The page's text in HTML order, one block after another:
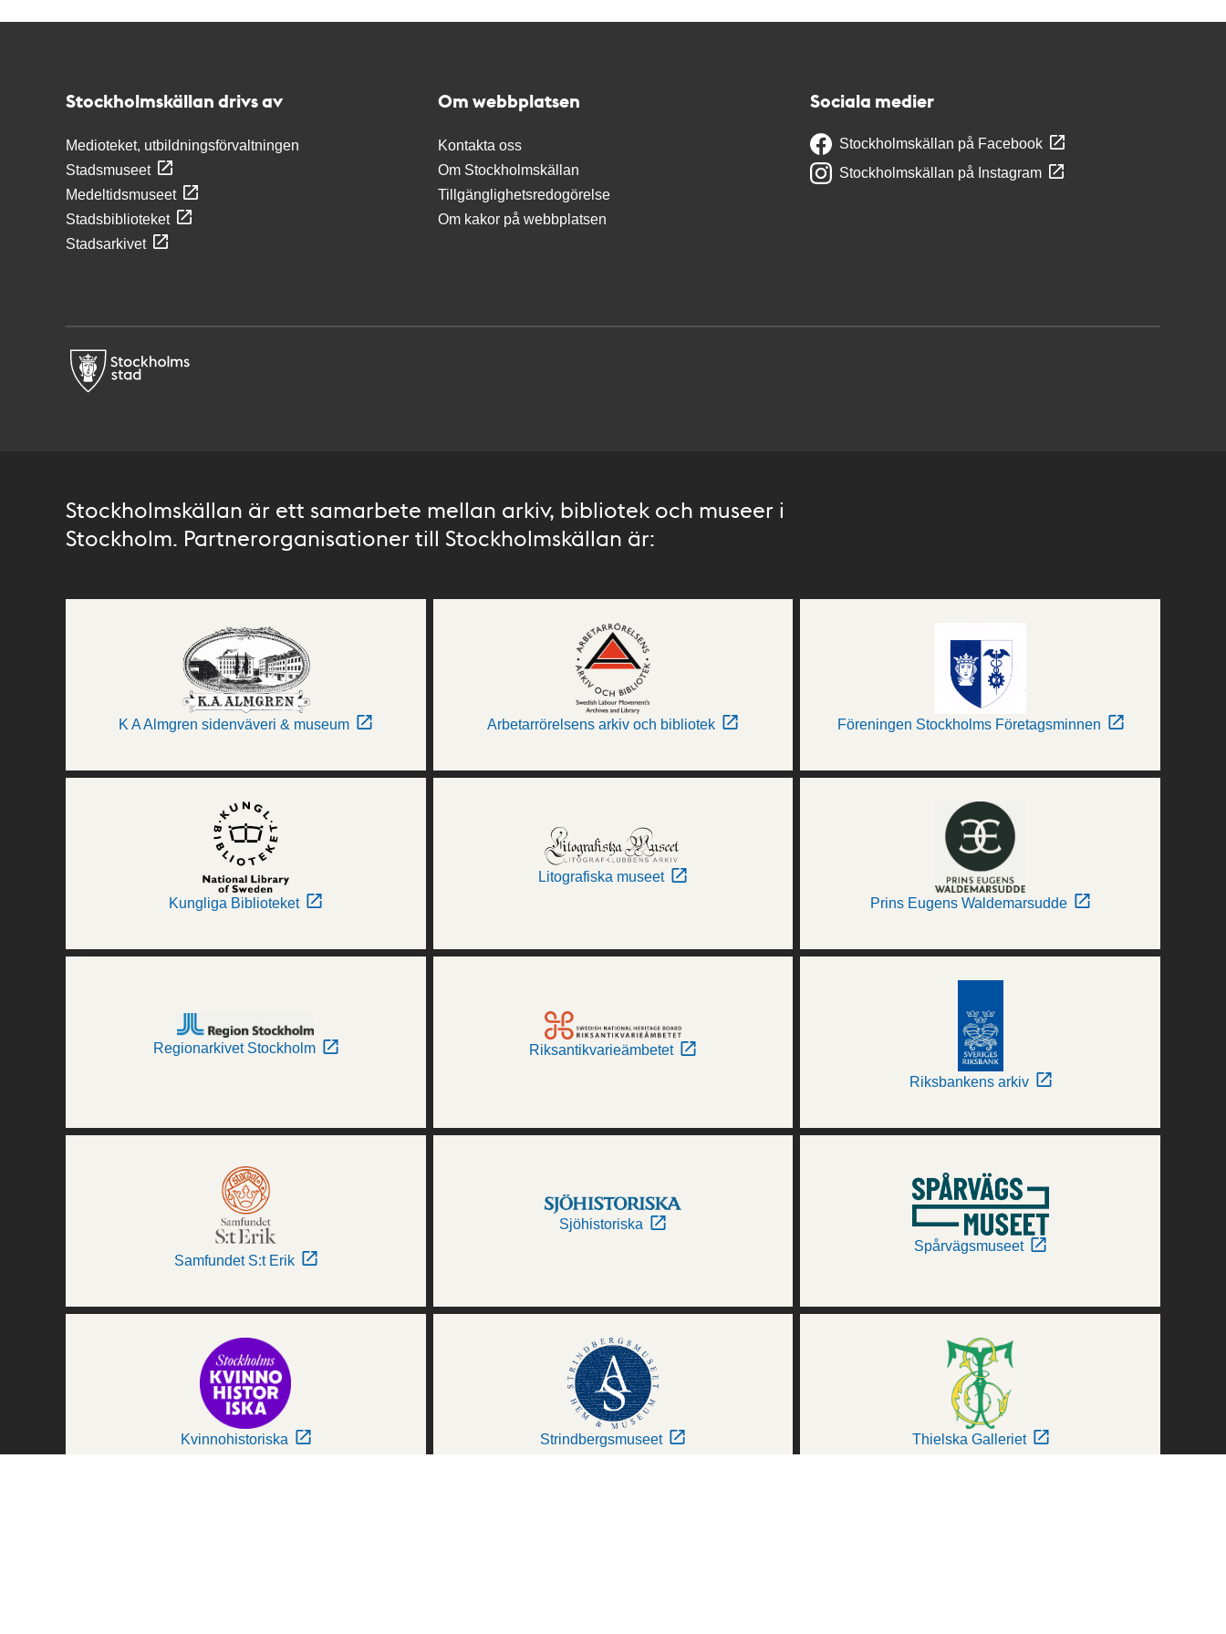
Stockholmskällan drivs av
Medioteket, utbildningsförvaltningen
Stadsmuseet
Medeltidsmuseet
Stadsbiblioteket
Stadsarkivet
Om webbplatsen
Kontakta oss
Om Stockholmskällan
Tillgänglighetsredogörelse
Om kakor på webbplatsen
Sociala medier
Stockholmskällan på Facebook
Stockholmskällan på Instagram
Stockholmskällan är ett samarbete mellan arkiv, bibliotek och museer i
Stockholm. Partnerorganisationer till Stockholmskällan är:
K A Almgren sidenväveri & museum Arbetarrörelsens arkiv och bibliotek Föreningen Stockholms Företagsminnen
Kungliga Biblioteket
Litografiska museet
Prins Eugens Waldemarsudde
Regionarkivet Stockholm Riksantikvarieämbetet
Riksbankens arkiv
Samfundet S:t Erik
Sjöhistoriska
Spårvägsmuseet
Kvinnohistoriska Strindbergsmuseet Thielska Galleriet